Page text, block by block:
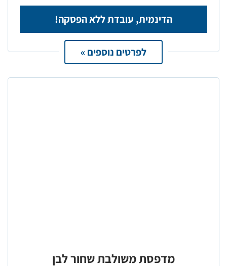
הדינמית, עובדת ללא הפסקה!
לפרטים נוספים »
מדפסת משולבת שחור לבן